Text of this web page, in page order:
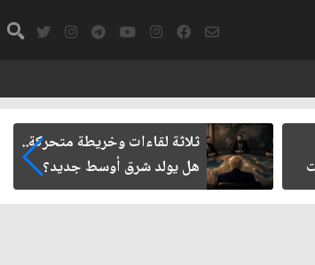
حتمية حصر السلاح المنفلت بيد
الدولة العراقية